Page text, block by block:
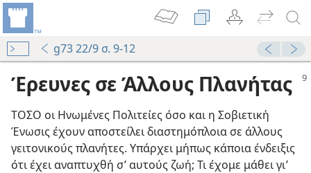
g73 22/9 σ. 9-12
Έρευνες σε Άλλους Πλανήτας
ΤΟΣΟ οι Ηνωμένες Πολιτείες όσο και η Σοβιετική
Ένωσις έχουν αποστείλει διαστημόπλοια σε άλλους
γειτονικούς πλανήτες. Υπάρχει μήπως κάποια ένδειξις
ότι έχει αναπτυχθή σ’ αυτούς ζωή; Τι έχομε μάθει γι’